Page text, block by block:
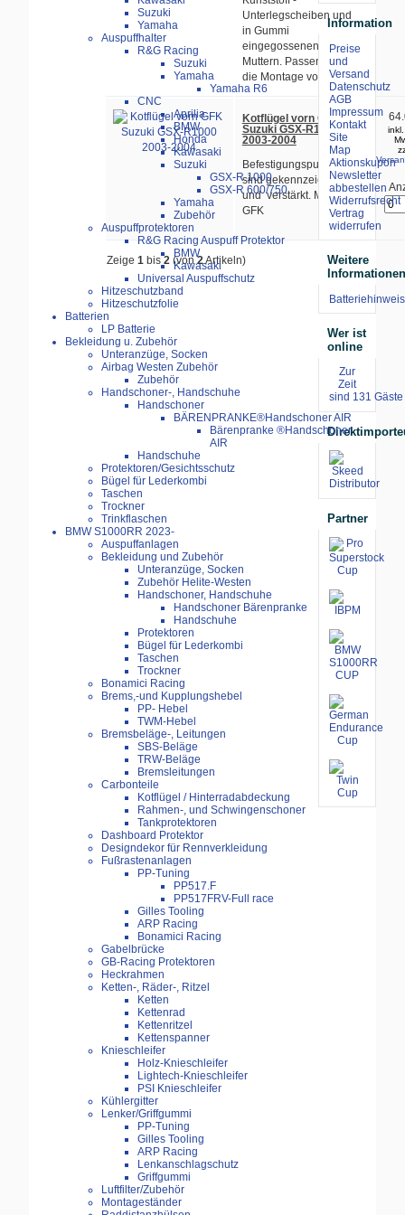
Suzuki
Yamaha
Auspuffhalter
R&G Racing
Suzuki
Yamaha
Yamaha R6
CNC
Aprilia
BMW
Honda
Kawasaki
Suzuki
GSX-R 1000
GSX-R 600/750
Yamaha
Zubehör
Auspuffprotektoren
R&G Racing Auspuff Protektor
BMW
Kawasaki
Universal Auspuffschutz
Hitzeschutzband
Hitzeschutzfolie
Batterien
LP Batterie
Bekleidung u. Zubehör
Unteranzüge, Socken
Airbag Westen Zubehör
Zubehör
Handschoner-, Handschuhe
Handschoner
BÄRENPRANKE®Handschoner AIR
Bärenpranke ®Handschoner
AIR
Handschuhe
Protektoren/Gesichtsschutz
Bügel für Lederkombi
Taschen
Trockner
Trinkflaschen
BMW S1000RR 2023-
Auspuffanlagen
Bekleidung und Zubehör
Unteranzüge, Socken
Zubehör Helite-Westen
Handschoner, Handschuhe
Handschoner Bärenpranke
Handschuhe
Protektoren
Bügel für Lederkombi
Taschen
Trockner
Bonamici Racing
Brems,-und Kupplungshebel
PP- Hebel
TWM-Hebel
Bremsbeläge-, Leitungen
SBS-Beläge
TRW-Beläge
Bremsleitungen
Carbonteile
Kotflügel / Hinterradabdeckung
Rahmen-, und Schwingenschoner
Tankprotektoren
Dashboard Protektor
Designdekor für Rennverkleidung
Fußrastenanlagen
PP-Tuning
PP517.F
PP517FRV-Full race
Gilles Tooling
ARP Racing
Bonamici Racing
Gabelbrücke
GB-Racing Protektoren
Heckrahmen
Ketten-, Räder-, Ritzel
Ketten
Kettenrad
Kettenritzel
Kettenspanner
Knieschleifer
Holz-Knieschleifer
Lightech-Knieschleifer
PSI Knieschleifer
Kühlergitter
Lenker/Griffgummi
PP-Tuning
Gilles Tooling
ARP Racing
Lenkanschlagschutz
Griffgummi
Luftfilter/Zubehör
Montageständer
Unterlegscheiben und
in Gummi
eingegossenen
Muttern. Passend für
die Montage von...
Kotflügel vorn GFK
Suzuki GSX-R1000
2003-2004
Befestigungspunkte
sind gekennzeichnet
und verstärkt. Material:
GFK
Zeige 1bis 2(von2Artikeln)
Information
Preise
und
Versand
Datenschutz
AGB
Impressum
Kontakt
Site
Map
Aktionskupon
Newsletter
abbestellen
Widerrufsrecht
Vertrag
widerrufen
Weitere
Batteriehinweis
Wer ist
online
Zur
Zeit
sind 131
Partner